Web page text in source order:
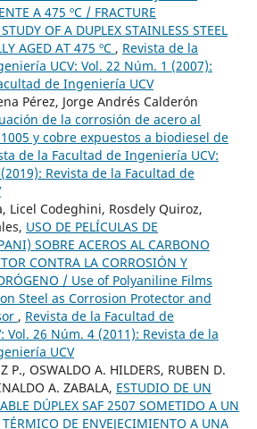
A 475 ºC / FRACTURE
OF A DUPLEX STAINLESS STEEL
AGED AT 475 ºC , Revista de la
UCV: Vol. 22 Núm. 1 (2007):
de Ingeniería UCV
Pérez, Jorge Andrés Calderón
de la corrosión de acero al
y cobre expuestos a biodiesel de
de la Facultad de Ingeniería UCV:
Revista de la Facultad de
Licel Codeghini, Rosdely Quiroz,
USO DE PELÍCULAS DE
SOBRE ACEROS AL CARBONO
CONTRA LA CORROSIÓN Y
/ Use of Polyaniline Films
Steel as Corrosion Protector and
, Revista de la Facultad de
Vol. 26 Núm. 4 (2011): Revista de la
UCV
P., OSWALDO A. HILDERS, RUBEN D.
A. ZABALA, ESTUDIO DE UN
DÚPLEX SAF 2507 SOMETIDO A UN
DE ENVEJECIMIENTO A UNA